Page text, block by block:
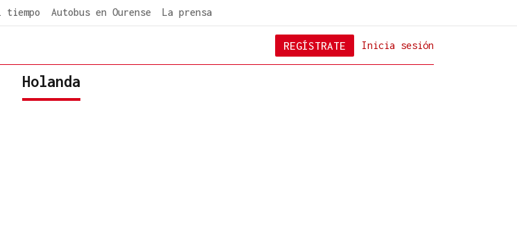
tiempo Autobus en Ourense La prensa
Inicia sesión
REGÍSTRATE
Holanda